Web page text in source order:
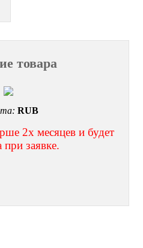
товара
RUB
2х месяцев и будет
при заявке.